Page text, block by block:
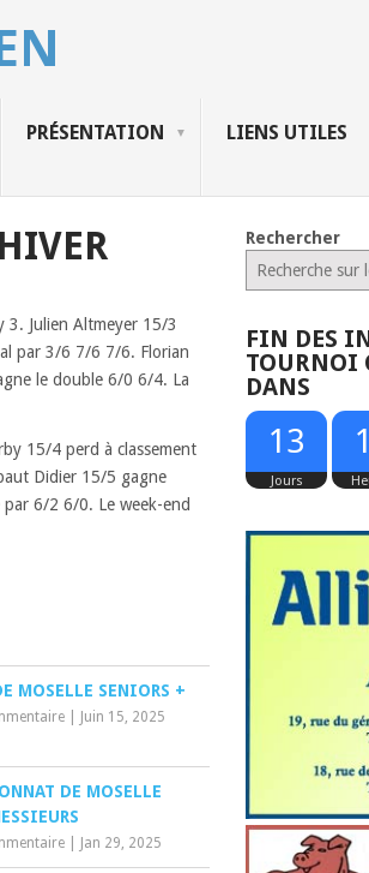
PRÉSENTATION LIENS UTILES
3. Julien Altmeyer 15/3
par 3/6 7/6 7/6. Florian
le double 6/0 6/4. La
15/4 perd à classement
Didier 15/5 gagne
6/2 6/0. Le week-end
MOSELLE SENIORS +
Juin 15, 2025
DE MOSELLE
Jan 29, 2025
Rechercher
FIN DES
TOURNOI
DANS
13
Jours